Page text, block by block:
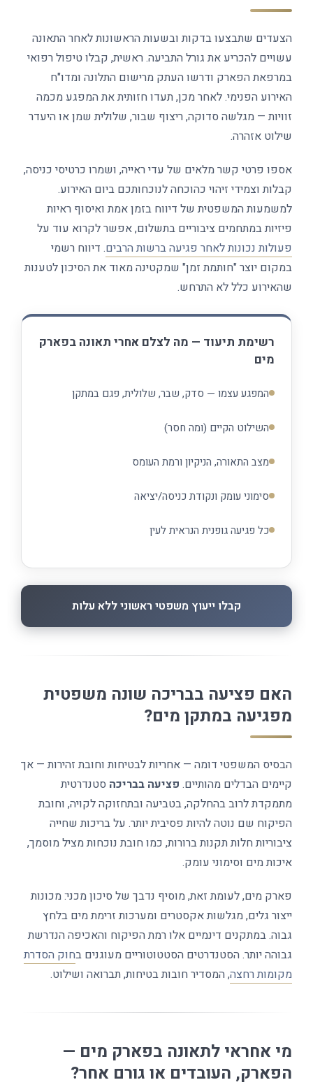
הצעדים שתבצעו בדקות ובשעות הראשונות לאחר התאונה
עשויים להכריע את גורל התביעה. ראשית, קבלו טיפול רפואי
במרפאת הפארק ודרשו העתק מרישום התלונה ומדו"ח
האירוע הפנימי. לאחר מכן, תעדו חזותית את המפגע מכמה
זוויות — מגלשה סדוקה, ריצוף שבור, שלולית שמן או היעדר
שילוט אזהרה.
אספו פרטי קשר מלאים של עדי ראייה, ושמרו כרטיסי כניסה,
קבלות וצמידי זיהוי כהוכחה לנוכחותכם ביום האירוע.
למשמעות המשפטית של דיווח בזמן אמת ואיסוף ראיות
פיזיות במתחמים ציבוריים בתשלום, אפשר לקרוא עוד על
פעולות נכונות לאחר פגיעה ברשות הרבים. דיווח רשמי
במקום יוצר "חותמת זמן" שמקטינה מאוד את הסיכון לטענות
שהאירוע כלל לא התרחש.
רשימת תיעוד — מה לצלם אחרי תאונה בפארק
מים
המפגע עצמו — סדק, שבר, שלולית, פגם במתקן
השילוט הקיים (ומה חסר)
מצב התאורה, הניקיון ורמת העומס
סימוני עומק ונקודת כניסה/יציאה
כל פגיעה גופנית הנראית לעין
קבלו ייעוץ משפטי ראשוני ללא עלות
האם פציעה בבריכה שונה משפטית
מפגיעה במתקן מים?
הבסיס המשפטי דומה — אחריות לבטיחות וחובת זהירות — אך
קיימים הבדלים מהותיים. פציעה בבריכה סטנדרטית
מתמקדת לרוב בהחלקה, בטביעה ובתחזוקה לקויה, וחובת
הפיקוח שם נוטה להיות פסיבית יותר. על בריכות שחייה
ציבוריות חלות תקנות ברורות, כמו חובת נוכחות מציל מוסמך,
איכות מים וסימוני עומק.
פארק מים, לעומת זאת, מוסיף נדבך של סיכון מכני: מכונות
ייצור גלים, מגלשות אקסטרים ומערכות זרימת מים בלחץ
גבוה. במתקנים דינמיים אלו רמת הפיקוח והאכיפה הנדרשת
גבוהה יותר. הסטנדרטים הסטטוטוריים מעוגנים בחוק הסדרת
מקומות רחצה, המסדיר חובות בטיחות, תברואה ושילוט.
מי אחראי לתאונה בפארק מים —
הפארק, העובדים או גורם אחר?